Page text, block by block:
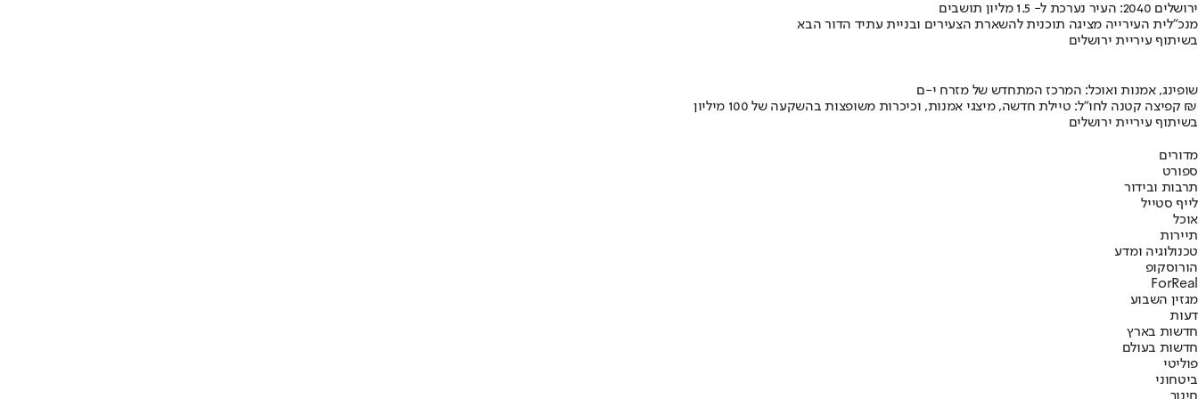
ירושלים 2040: העיר נערכת ל- 1.5 מליון תושבים
מנכ"לית העירייה מציגה תוכנית להשארת הצעירים ובניית עתיד הדור הבא
בשיתוף עיריית ירושלים
שופינג, אמנות ואוכל: המרכז המתחדש של מזרח י-ם
קפיצה קטנה לחו"ל: טיילת חדשה, מיצגי אמנות, וכיכרות משופצות בהשקעה של 100 מיליון ₪
בשיתוף עיריית ירושלים
מדורים
ספורט
תרבות ובידור
לייף סטייל
אוכל
תיירות
טכנולוגיה ומדע
הורוסקופ
ForReal
מגזין השבוע
דעות
חדשות בארץ
חדשות בעולם
פוליטי
ביטחוני